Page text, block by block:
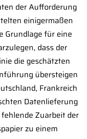
der Aufforderung
einigermaßen
Grundlage für eine
dass der
die geschätzten
übersteigen
Frankreich
Datenlieferung
Zuarbeit der
zu einem